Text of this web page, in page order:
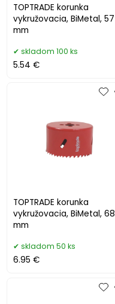
TOPTRADE korunka
vykružovacia, BiMetal, 57
mm
skladom 100 ks
5.54 €
TOPTRADE korunka
vykružovacia, BiMetal, 68
mm
skladom 50 ks
6.95 €